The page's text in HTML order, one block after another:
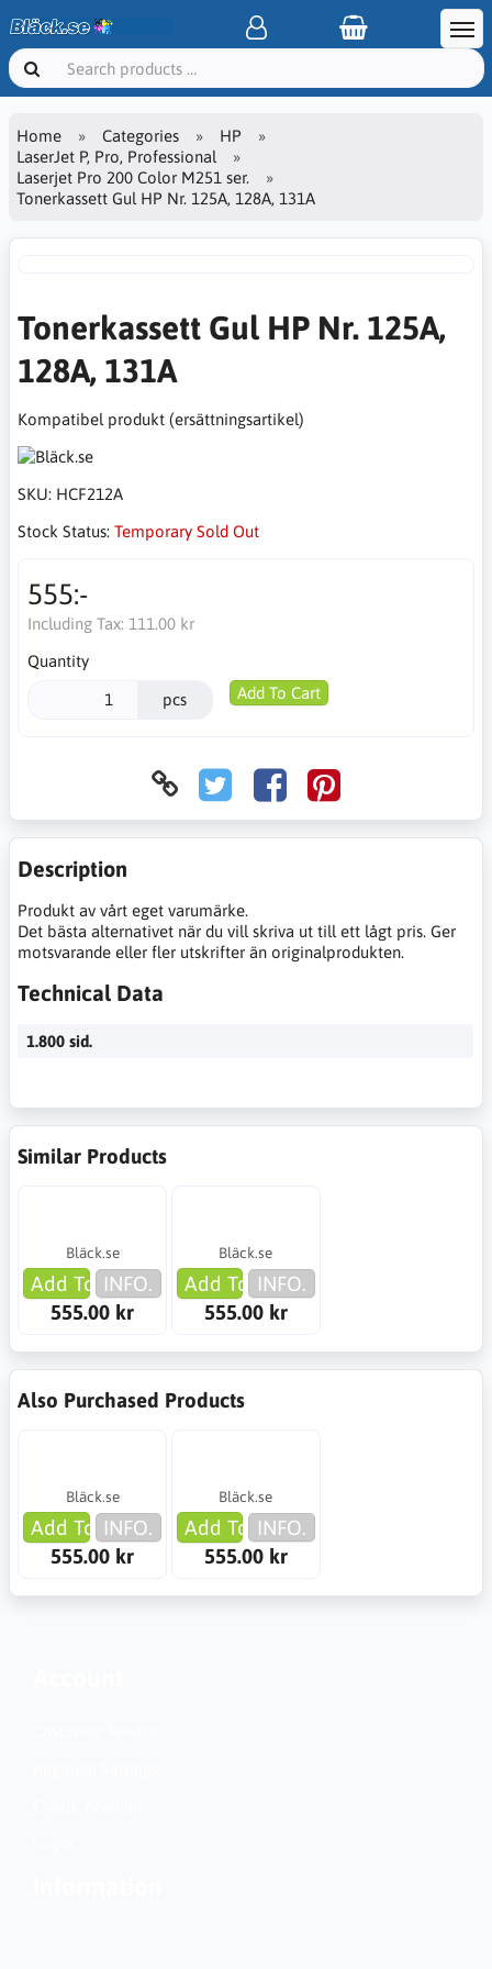
Home Categories
HP
LaserJet P, Pro, Professional
Laserjet Pro 200 Color M251 ser.
Tonerkassett Gul HP Nr. 125A, 128A, 131A
Tonerkassett Gul HP Nr. 125A,
128A, 131A
Kompatibel produkt (ersättningsartikel)
SKU: HCF212A
Stock Status: Temporary Sold Out
555:-
Including Tax: 111.00 kr
Quantity
pcs Add To Cart
Description
Produkt av vårt eget varumärke.
Det bästa alternativet när du vill skriva ut till ett lågt pris. Ger
motsvarande eller fler utskrifter än originalprodukten.
Technical Data
1.800 sid.
Similar Products
Bläck.se
Add To Cart
INFO.
555.00 kr
Bläck.se
Add To Cart
INFO.
555.00 kr
Also Purchased Products
Bläck.se
Add To Cart
INFO.
555.00 kr
Bläck.se
Add To Cart
INFO.
555.00 kr